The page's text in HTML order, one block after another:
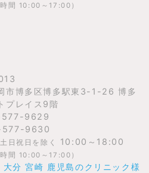
時間 10:00～17:00）
市博多区博多駅東3-1-26 博多
プレイス9階
9629
9630
日祝日を除く 10:00～18:00
時間 10:00～17:00）
分 宮崎 鹿児島のクリニック様